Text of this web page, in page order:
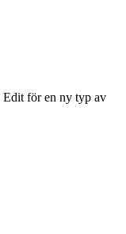
Edit för en ny typ av